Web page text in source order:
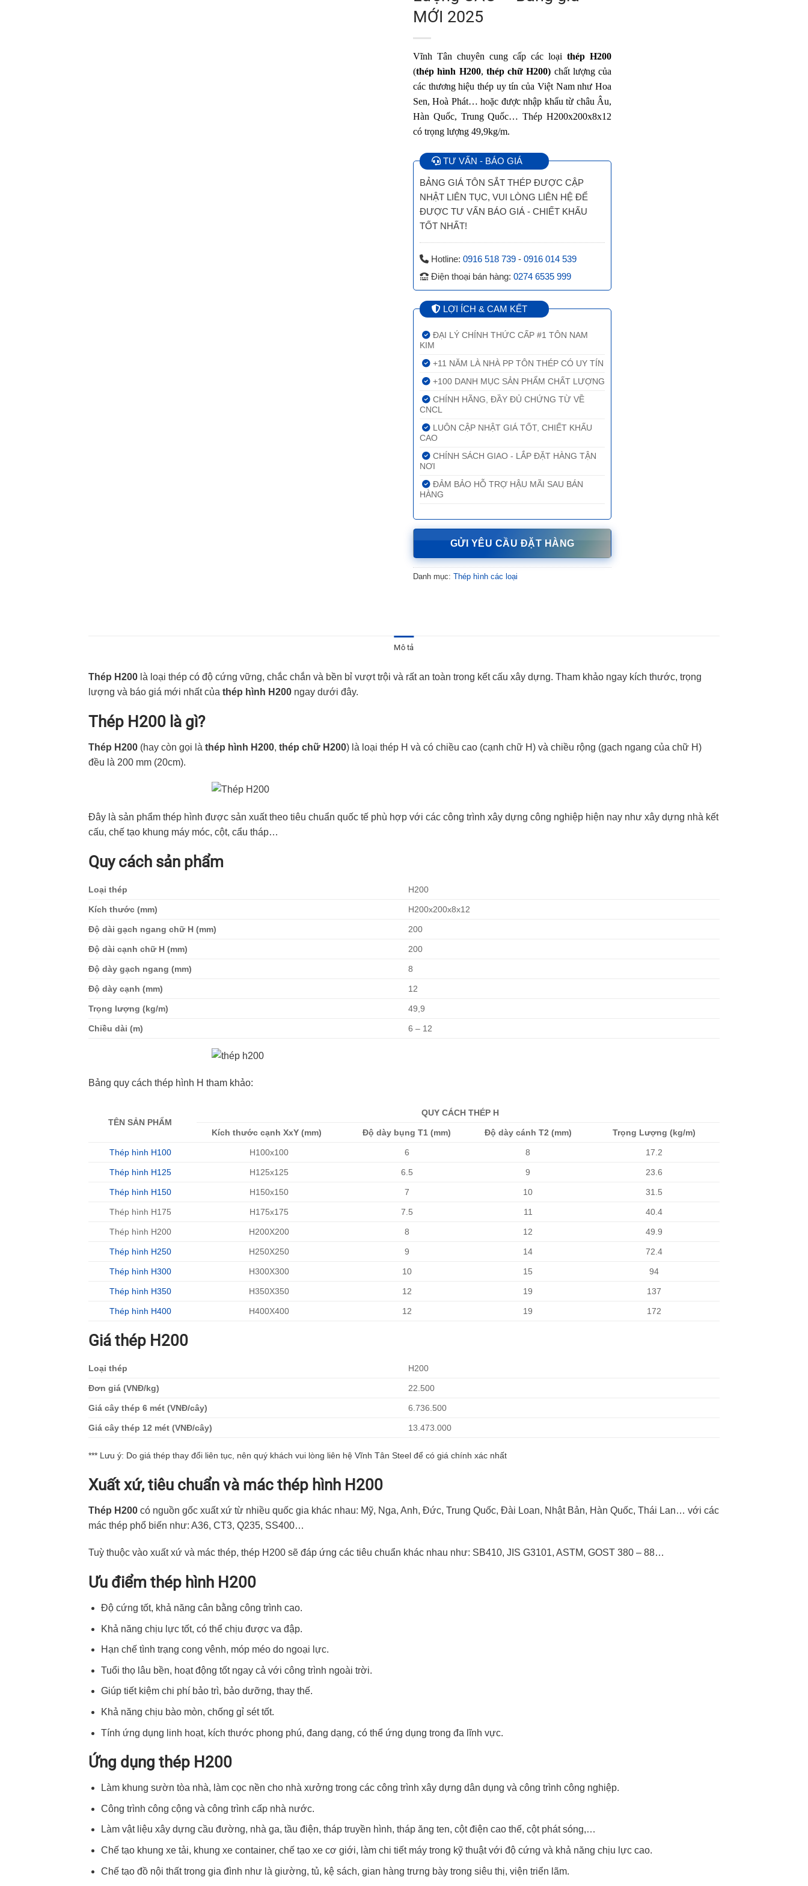
MỚI 2025
Vĩnh Tân chuyên cung cấp các loại thép H200
(thép hình H200, thép chữ H200) chất lượng của
các thương hiệu thép uy tín của Việt Nam như Hoa
Sen, Hoà Phát… hoặc được nhập khẩu từ châu Âu,
Hàn Quốc, Trung Quốc… Thép H200x200x8x12
có trọng lượng 49,9kg/m.
TƯ VẤN - BÁO GIÁ
BẢNG GIÁ TÔN SẮT THÉP ĐƯỢC CẬP
NHẬT LIÊN TỤC, VUI LÒNG LIÊN HỆ ĐỂ
ĐƯỢC TƯ VẤN BÁO GIÁ - CHIẾT KHẤU
TỐT NHẤT!
Hotline: 0916 518 739 - 0916 014 539
Điện thoại bán hàng: 0274 6535 999
LỢI ÍCH & CAM KẾT
ĐẠI LÝ CHÍNH THỨC CẤP #1 TÔN NAM
KIM
+11 NĂM LÀ NHÀ PP TÔN THÉP CÓ UY TÍN
+100 DANH MỤC SẢN PHẨM CHẤT LƯỢNG
CHÍNH HÃNG, ĐẦY ĐỦ CHỨNG TỪ VỀ
CNCL
LUÔN CẬP NHẬT GIÁ TỐT, CHIẾT KHẤU
CAO
CHÍNH SÁCH GIAO - LẮP ĐẶT HÀNG TẬN
NƠI
ĐẢM BẢO HỖ TRỢ HẬU MÃI SAU BÁN
HÀNG
GỬI YÊU CẦU ĐẶT HÀNG
Danh mục: Thép hình các loại
Mô tả
Thép H200 là loại thép có độ cứng vững, chắc chắn và bền bỉ vượt trội và rất an toàn trong kết cấu xây dựng. Tham khảo ngay kích thước, trọng
lượng và báo giá mới nhất của thép hình H200 ngay dưới đây.
Thép H200 là gì?
Thép H200 (hay còn gọi là thép hình H200, thép chữ H200) là loại thép H và có chiều cao (cạnh chữ H) và chiều rộng (gạch ngang của chữ H)
đều là 200 mm (20cm).
Đây là sản phẩm thép hình được sản xuất theo tiêu chuẩn quốc tế phù hợp với các công trình xây dựng công nghiệp hiện nay như xây dựng nhà kết
cấu, chế tạo khung máy móc, cột, cẩu tháp…
Quy cách sản phẩm
Loại thép H200
Kích thước (mm) H200x200x8x12
Độ dài gạch ngang chữ H (mm) 200
Độ dài cạnh chữ H (mm) 200
Độ dày gạch ngang (mm) 8
Độ dày cạnh (mm) 12
Trọng lượng (kg/m) 49,9
Chiều dài (m) 6 – 12
Bảng quy cách thép hình H tham khảo:
TÊN SẢN PHẨM
QUY CÁCH THÉP H
Kích thước cạnh XxY (mm) Độ dày bụng T1 (mm) Độ dày cánh T2 (mm) Trọng Lượng (kg/m)
Thép hình H100 H100x100 6 8 17.2
Thép hình H125 H125x125 6.5 9 23.6
Thép hình H150 H150x150 7 10 31.5
Thép hình H175 H175x175 7.5 11 40.4
Thép hình H200 H200X200 8 12 49.9
Thép hình H250 H250X250 9 14 72.4
Thép hình H300 H300X300 10 15 94
Thép hình H350 H350X350 12 19 137
Thép hình H400 H400X400 12 19 172
Giá thép H200
Loại thép H200
Đơn giá (VNĐ/kg) 22.500
Giá cây thép 6 mét (VNĐ/cây) 6.736.500
Giá cây thép 12 mét (VNĐ/cây) 13.473.000
*** Lưu ý: Do giá thép thay đổi liên tục, nên quý khách vui lòng liên hệ Vĩnh Tân Steel để có giá chính xác nhất
Xuất xứ, tiêu chuẩn và mác thép hình H200
Thép H200 có nguồn gốc xuất xứ từ nhiều quốc gia khác nhau: Mỹ, Nga, Anh, Đức, Trung Quốc, Đài Loan, Nhật Bản, Hàn Quốc, Thái Lan… với các
mác thép phổ biến như: A36, CT3, Q235, SS400…
Tuỳ thuộc vào xuất xứ và mác thép, thép H200 sẽ đáp ứng các tiêu chuẩn khác nhau như: SB410, JIS G3101, ASTM, GOST 380 – 88…
Ưu điểm thép hình H200
Độ cứng tốt, khả năng cân bằng công trình cao.
Khả năng chịu lực tốt, có thể chịu được va đập.
Hạn chế tình trạng cong vênh, móp méo do ngoại lực.
Tuổi thọ lâu bền, hoạt động tốt ngay cả với công trình ngoài trời.
Giúp tiết kiệm chi phí bảo trì, bảo dưỡng, thay thế.
Khả năng chịu bào mòn, chống gỉ sét tốt.
Tính ứng dụng linh hoạt, kích thước phong phú, đang dạng, có thể ứng dụng trong đa lĩnh vực.
Ứng dụng thép H200
Làm khung sườn tòa nhà, làm cọc nền cho nhà xưởng trong các công trình xây dựng dân dụng và công trình công nghiệp.
Công trình công cộng và công trình cấp nhà nước.
Làm vật liệu xây dựng cầu đường, nhà ga, tầu điện, tháp truyền hình, tháp ăng ten, cột điện cao thế, cột phát sóng,…
Chế tạo khung xe tải, khung xe container, chế tạo xe cơ giới, làm chi tiết máy trong kỹ thuật với độ cứng và khả năng chịu lực cao.
Chế tạo đồ nội thất trong gia đình như là giường, tủ, kệ sách, gian hàng trưng bày trong siêu thị, viện triển lãm.